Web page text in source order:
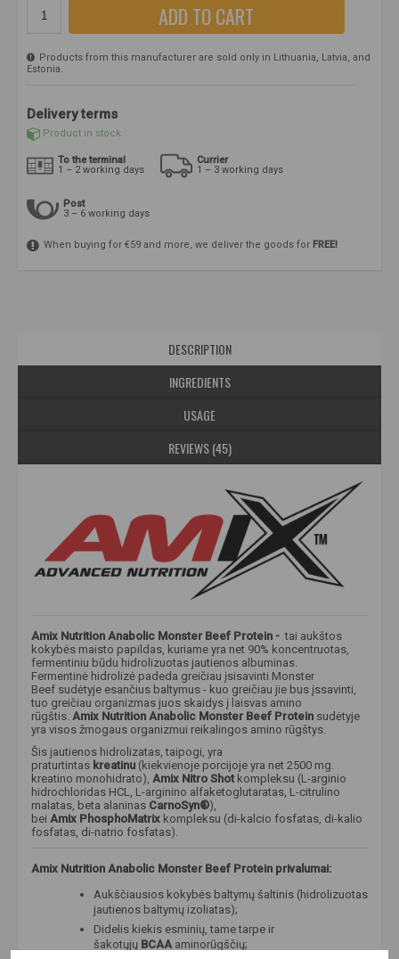
ADD TO CART
Products from this manufacturer are sold only in Lithuania, Latvia, and
Estonia.
Delivery terms
Product in stock
To the terminal
1 – 2 working days
Currier
1 – 3 working days
Post
3 – 6 working days
When buying for €59 and more, we deliver the goods for FREE!
DESCRIPTION
INGREDIENTS
USAGE
REVIEWS (45)
Amix Nutrition Anabolic Monster Beef Protein​ - tai aukštos
kokybės maisto papildas, kuriame yra net 90% koncentruotas,
fermentiniu būdu hidrolizuotas jautienos albuminas.
Fermentinė hidrolizė padeda greičiau įsisavinti Monster
Beef sudėtyje esančius baltymus - kuo greičiau jie bus įssavinti,
tuo greičiau organizmas juos skaidys į laisvas amino
rūgštis. Amix Nutrition Anabolic Monster Beef Protein sudėtyje
yra visos žmogaus organizmui reikalingos amino rūgštys.
Šis jautienos hidrolizatas, taipogi, yra
praturtintas kreatinu (kiekvienoje porcijoje yra net 2500 mg.
kreatino monohidrato), Amix Nitro Shotkompleksu (L-arginio
hidrochloridas HCL, L-arginino alfaketoglutaratas, L-citrulino
malatas, beta alaninas CarnoSyn®),
bei Amix PhosphoMatrix kompleksu (di-kalcio fosfatas, di-kalio
fosfatas, di-natrio fosfatas).
Amix Nutrition Anabolic Monster Beef Protein privalumai:
Aukščiausios kokybės baltymų šaltinis (hidrolizuotas
jautienos baltymų izoliatas);
Didelis kiekis esminių, tame tarpe ir
šakotųjų BCAA aminorūgščių;